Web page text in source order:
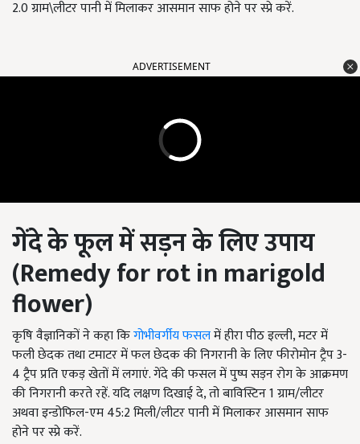
2.0 ग्राम\लीटर पानी में मिलाकर आसमान साफ होने पर स्प्रे करें.
ADVERTISEMENT
गेंदे के फूल में सड़न के लिए उपाय
(Remedy for rot in marigold
flower)
कृषि वैज्ञानिकों ने कहा किगोभीवर्गीय फसलमें हीरा पीठ इल्ली, मटर में
फली छेदक तथा टमाटर में फल छेदक की निगरानी के लिए फीरोमोन ट्रैप 3-
4 ट्रैप प्रति एकड़ खेतों में लगाएं. गेंदे की फसल में पुष्प सड़न रोग के आक्रमण
की निगरानी करते रहें. यदि लक्षण दिखाई दे, तो बाविस्टिन 1 ग्राम/लीटर
अथवा इन्डोफिल-एम 45:2 मिली/लीटर पानी में मिलाकर आसमान साफ
होने पर स्प्रे करें.